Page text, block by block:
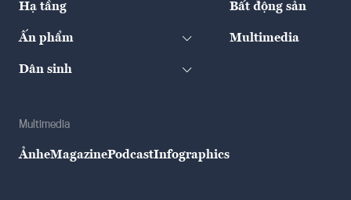
Hạ tầng Bất động sản
Ấn phẩm Multimedia
Dân sinh
Multimedia
ẢnheMagazinePodcastInfographics